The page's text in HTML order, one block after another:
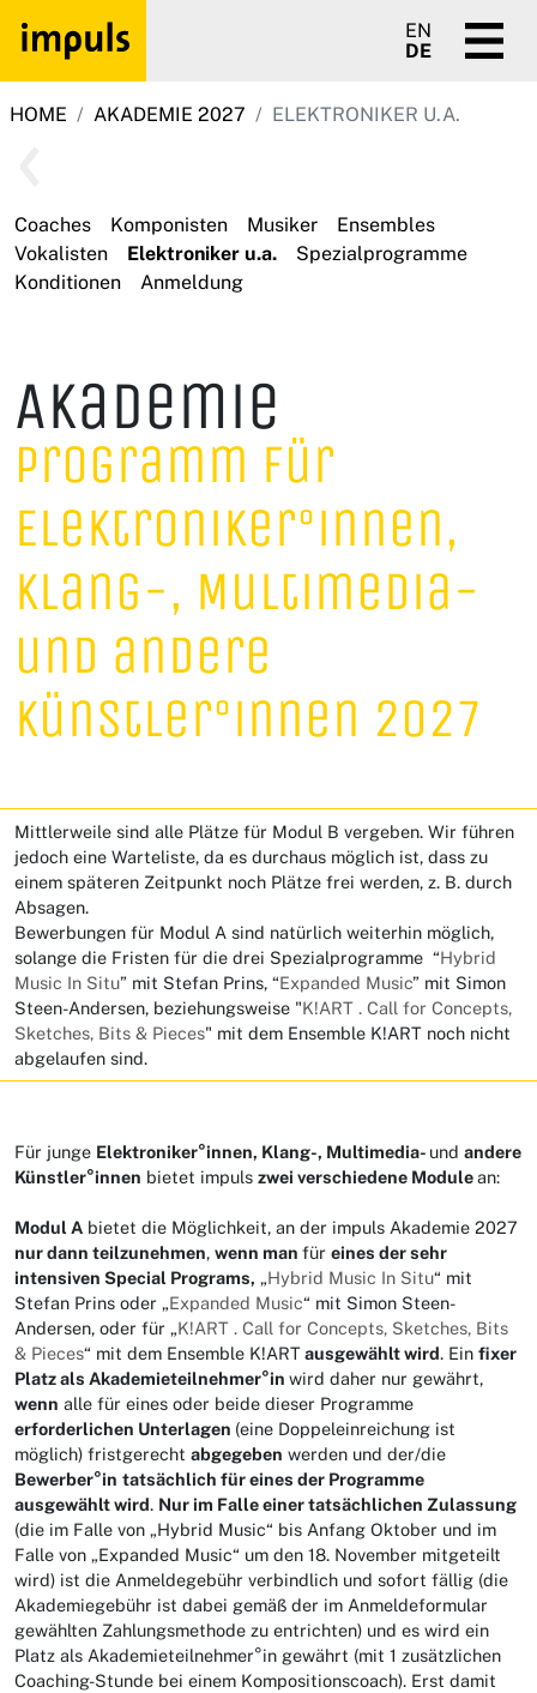
EN
DE
HOME AKADEMIE 2027 ELEKTRONIKER U.A.
Coaches Komponisten Musiker
Ensembles
Vokalisten
Elektroniker u.a.
Spezialprogramme
Konditionen
Anmeldung
Akademie
Programm für
Elektroniker°innen,
Klang-, Multimedia-
und andere
Künstler°innen 2027
Mittlerweile sind alle Plätze für Modul B vergeben. Wir führen
jedoch eine Warteliste, da es durchaus möglich ist, dass zu
einem späteren Zeitpunkt noch Plätze frei werden, z. B. durch
Absagen.
Bewerbungen für Modul A sind natürlich weiterhin möglich,
solange die Fristen für die drei Spezialprogramme “Hybrid
Music In Situ” mit Stefan Prins, “Expanded Music” mit Simon
Steen-Andersen, beziehungsweise "K!ART . Call for Concepts,
Sketches, Bits & Pieces" mit dem Ensemble K!ART noch nicht
abgelaufen sind.
Für junge Elektroniker°innen, Klang-, Multimedia- und andere
Künstler°innen bietet impuls zwei verschiedene Modulean:
Modul A bietet die Möglichkeit, an der impuls Akademie 2027
nur dann teilzunehmen, wenn man für eines der sehr
intensiven Special Programs, „Hybrid Music In Situ“ mit
Stefan Prins oder „Expanded Music“ mit Simon Steen-
Andersen, oder für „K!ART . Call for Concepts, Sketches, Bits
& Pieces“ mit dem Ensemble K!ARTausgewählt wird. Ein fixer
Platz als Akademieteilnehmer°in wird daher nur gewährt,
wenn alle für eines oder beide dieser Programme
erforderlichen Unterlagen (eine Doppeleinreichung ist
möglich) fristgerecht abgegeben werden und der/die
Bewerber°in tatsächlich für eines der Programme
ausgewählt wird. Nur im Falle einer tatsächlichen Zulassung
(die im Falle von „Hybrid Music“ bis Anfang Oktober und im
Falle von „Expanded Music“ um den 18. November mitgeteilt
wird) ist die Anmeldegebühr verbindlich und sofort fällig (die
Akademiegebühr ist dabei gemäß der im Anmeldeformular
gewählten Zahlungsmethode zu entrichten) und es wird ein
Platz als Akademieteilnehmer°in gewährt (mit 1 zusätzlichen
Coaching-Stunde bei einem Kompositionscoach). Erst damit